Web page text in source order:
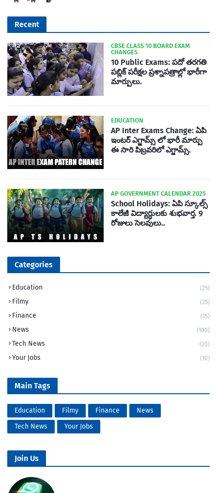
Recent
CBSE CLASS 10 BOARD EXAM
CHANGES
10 Public Exams: పదో తరగతి
పబ్లిక్‌ పరీక్షల ప్రశ్నాపత్రాల్లో భారీగా
మార్పులు.
EDUCATION
AP Inter Exams Change: ఏపి
ఇంటర్ ఎగ్జామ్స్ లో భారీ మార్పు
ఈ సారి పిబ్రవరిలో ఎగ్జామ్స్.
AP GOVERNMENT CALENDAR 2025
School Holidays: ఏపి స్కూల్స్
కాలేజీ విద్యార్ధులకు శుభవార్త. 9
రోజులు సెలవులు..
Categories
Education (25)
Filmy (25)
Finance (15)
News (100)
Tech News (20)
Your Jobs (10)
Main Tags
Education Filmy Finance
News
Tech News
Your Jobs
Join Us